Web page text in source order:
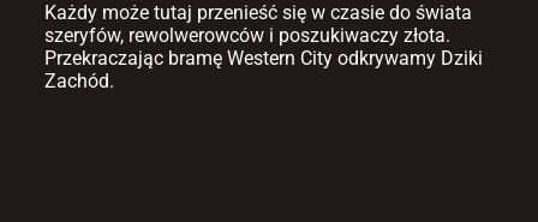
Każdy może tutaj przenieść się w czasie do świata
szeryfów, rewolwerowców i poszukiwaczy złota.
Przekraczając bramę Western City odkrywamy Dziki
Zachód.